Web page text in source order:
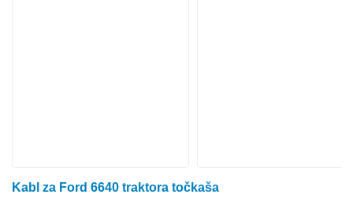
Kabl za Ford 6640 traktora točkaša